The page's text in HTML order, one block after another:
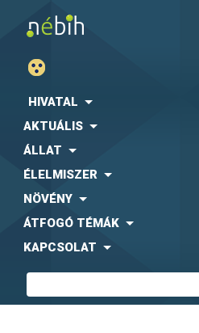
HIVATAL
AKTUÁLIS
ÁLLAT
ÉLELMISZER
NÖVÉNY
ÁTFOGÓ TÉMÁK
KAPCSOLAT